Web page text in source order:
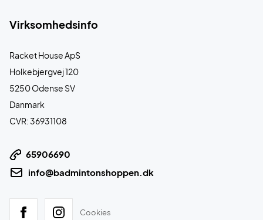
Virksomhedsinfo
Racket House ApS
Holkebjergvej 120
5250 Odense SV
Danmark
CVR: 36931108
65906690
info@badmintonshoppen.dk
Cookies